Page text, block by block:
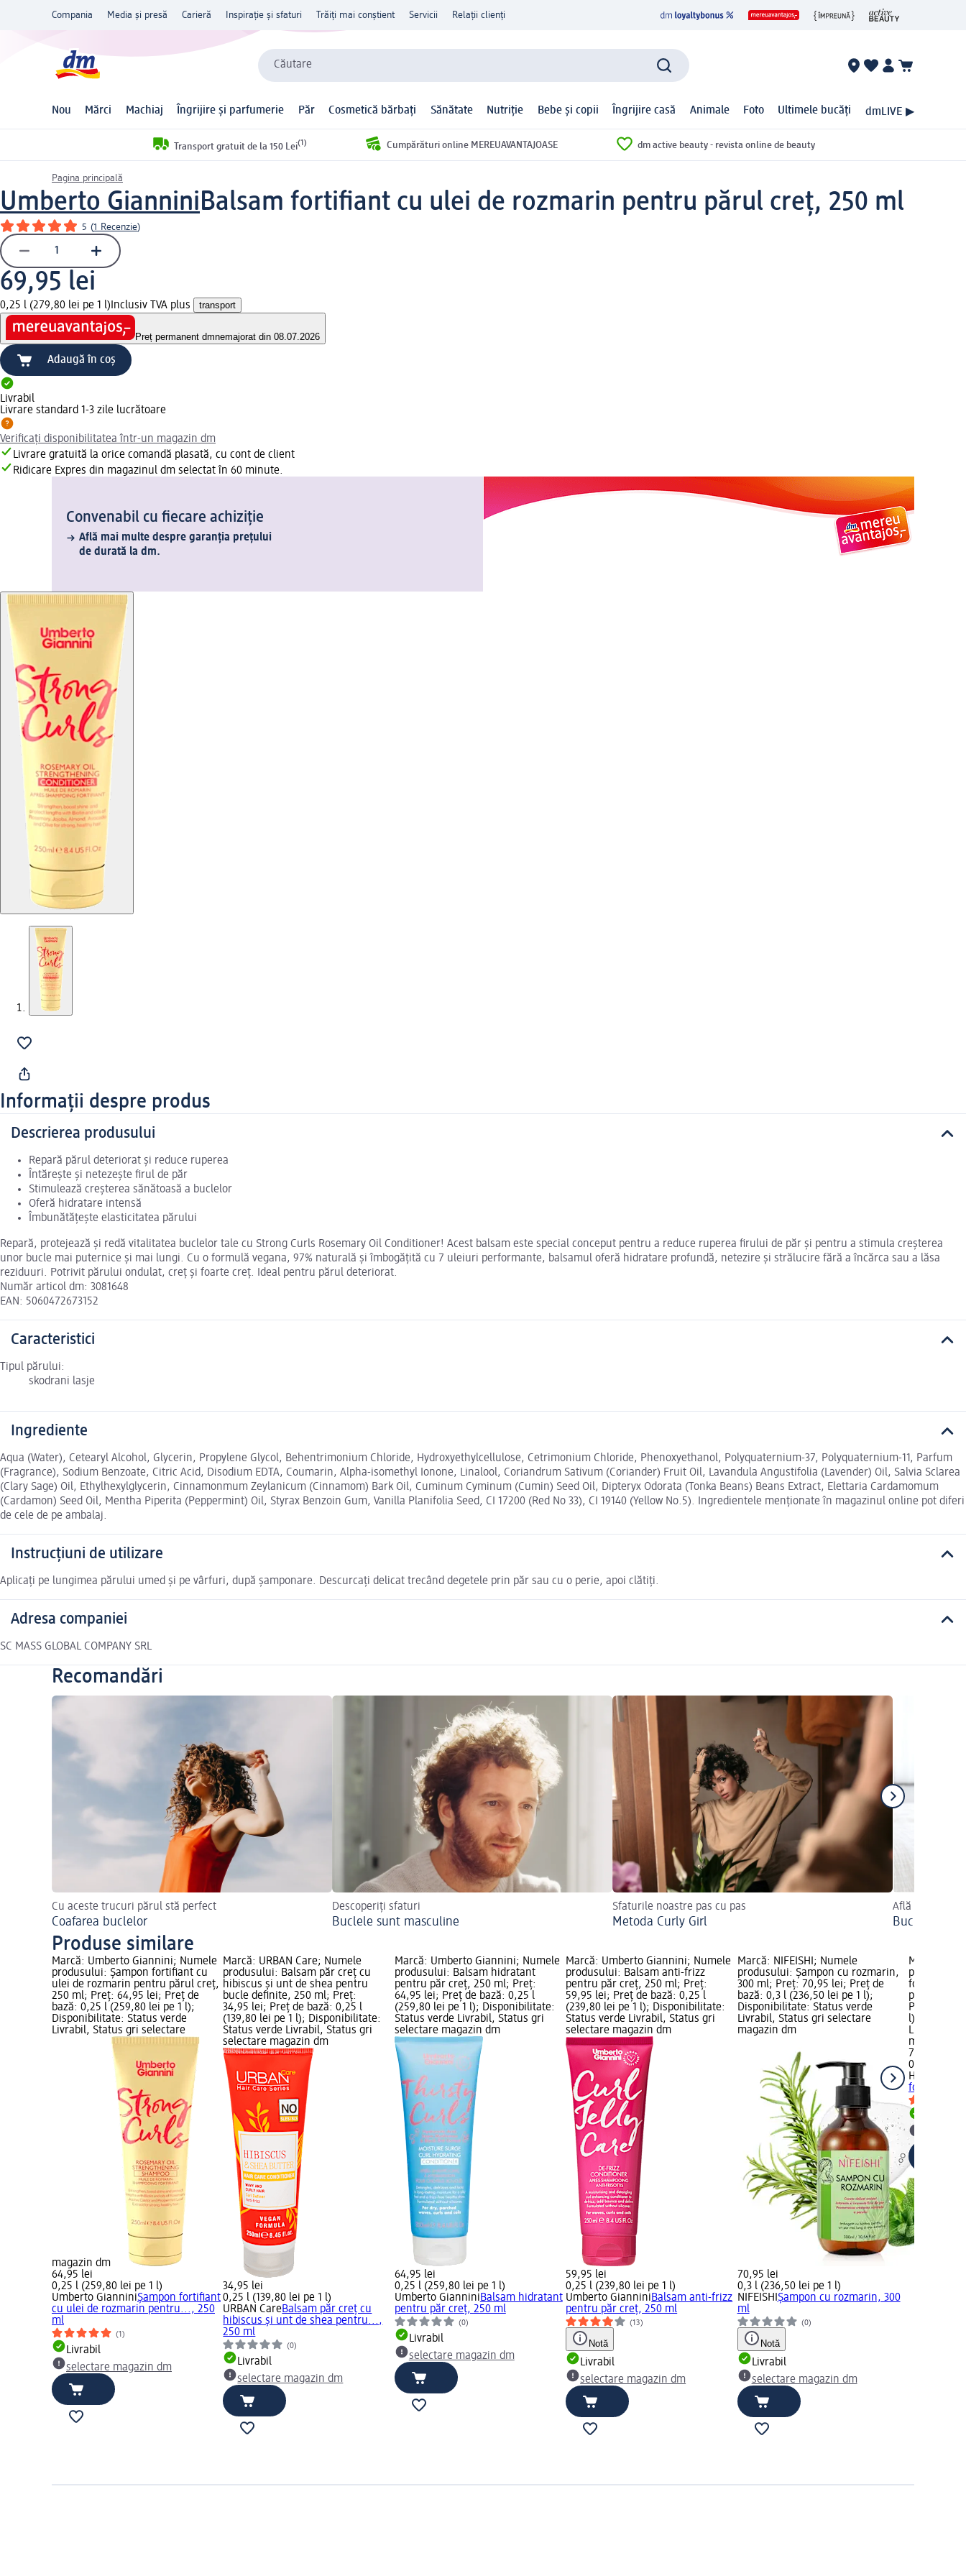
Compania Media și presă Carieră Inspirație și sfaturi Trăiți mai conștient Servicii Relații clienți
Căutare
Nou Mărci Machiaj Îngrijire și parfumerie Păr Cosmetică bărbați Sănătate Nutriție Bebe și copii Îngrijire casă Animale Foto Ultimele bucăți dmLIVE ▶
Transport gratuit de la 150 Lei(1) Cumpărături online MEREUAVANTAJOASE dm active beauty - revista online de beauty
Pagina principală
Umberto GianniniBalsam fortifiant cu ulei de rozmarin pentru părul creț, 250 ml
5 (1 Recenzie)
69,95 lei
0,25 l (279,80 lei pe 1 l) Inclusiv TVA plus transport
Preț permanent dmnemajorat din 08.07.2026
Adaugă în coș
Livrabil
Livrare standard 1-3 zile lucrătoare
Verificați disponibilitatea într-un magazin dm
Livrare gratuită la orice comandă plasată, cu cont de client
Ridicare Expres din magazinul dm selectat în 60 minute.
Convenabil cu fiecare achiziție
Află mai multe despre garanția prețului
de durată la dm.
Informații despre produs
Descrierea produsului
Repară părul deteriorat și reduce ruperea
Întărește și netezește firul de păr
Stimulează creșterea sănătoasă a buclelor
Oferă hidratare intensă
Îmbunătățește elasticitatea părului
Repară, protejează și redă vitalitatea buclelor tale cu Strong Curls Rosemary Oil Conditioner! Acest balsam este special conceput pentru a reduce ruperea firului de păr și pentru a stimula creșterea
unor bucle mai puternice și mai lungi. Cu o formulă vegana, 97% naturală și îmbogățită cu 7 uleiuri performante, balsamul oferă hidratare profundă, netezire și strălucire fără a încărca sau a lăsa
reziduuri. Potrivit părului ondulat, creț și foarte creț. Ideal pentru părul deteriorat.
Număr articol dm: 3081648
EAN: 5060472673152
Caracteristici
Tipul părului:
skodrani lasje
Ingrediente
Aqua (Water), Cetearyl Alcohol, Glycerin, Propylene Glycol, Behentrimonium Chloride, Hydroxyethylcellulose, Cetrimonium Chloride, Phenoxyethanol, Polyquaternium-37, Polyquaternium-11, Parfum
(Fragrance), Sodium Benzoate, Citric Acid, Disodium EDTA, Coumarin, Alpha-isomethyl Ionone, Linalool, Coriandrum Sativum (Coriander) Fruit Oil, Lavandula Angustifolia (Lavender) Oil, Salvia Sclarea
(Clary Sage) Oil, Ethylhexylglycerin, Cinnamonmum Zeylanicum (Cinnamom) Bark Oil, Cuminum Cyminum (Cumin) Seed Oil, Dipteryx Odorata (Tonka Beans) Beans Extract, Elettaria Cardamomum
(Cardamon) Seed Oil, Mentha Piperita (Peppermint) Oil, Styrax Benzoin Gum, Vanilla Planifolia Seed, CI 17200 (Red No 33), CI 19140 (Yellow No.5). Ingredientele menționate în magazinul online pot diferi
de cele de pe ambalaj.
Instrucțiuni de utilizare
Aplicați pe lungimea părului umed și pe vârfuri, după șamponare. Descurcați delicat trecând degetele prin păr sau cu o perie, apoi clătiți.
Adresa companiei
SC MASS GLOBAL COMPANY SRL
Recomandări
Cu aceste trucuri părul stă perfect
Coafarea buclelor
Descoperiți sfaturi
Buclele sunt masculine
Sfaturile noastre pas cu pas
Metoda Curly Girl
Află mai multe
Bucle și
Produse similare
Marcă: Umberto Giannini; Numele
produsului: Șampon fortifiant cu
ulei de rozmarin pentru părul creț,
250 ml; Preț: 64,95 lei; Preț de
bază: 0,25 l (259,80 lei pe 1 l);
Disponibilitate: Status verde
Livrabil, Status gri selectare
magazin dm
64,95 lei
0,25 l (259,80 lei pe 1 l)
Umberto GianniniȘampon fortifiant
cu ulei de rozmarin pentru..., 250
ml
(1)
Livrabil
selectare magazin dm
Marcă: URBAN Care; Numele
produsului: Balsam păr creț cu
hibiscus și unt de shea pentru
bucle definite, 250 ml; Preț:
34,95 lei; Preț de bază: 0,25 l
(139,80 lei pe 1 l); Disponibilitate:
Status verde Livrabil, Status gri
selectare magazin dm
34,95 lei
0,25 l (139,80 lei pe 1 l)
URBAN CareBalsam păr creț cu
hibiscus și unt de shea pentru...,
250 ml
(0)
Livrabil
selectare magazin dm
Marcă: Umberto Giannini; Numele
produsului: Balsam hidratant
pentru păr creț, 250 ml; Preț:
64,95 lei; Preț de bază: 0,25 l
(259,80 lei pe 1 l); Disponibilitate:
Status verde Livrabil, Status gri
selectare magazin dm
64,95 lei
0,25 l (259,80 lei pe 1 l)
Umberto GianniniBalsam hidratant
pentru păr creț, 250 ml
(0)
Livrabil
selectare magazin dm
Marcă: Umberto Giannini; Numele
produsului: Balsam anti-frizz
pentru păr creț, 250 ml; Preț:
59,95 lei; Preț de bază: 0,25 l
(239,80 lei pe 1 l); Disponibilitate:
Status verde Livrabil, Status gri
selectare magazin dm
59,95 lei
0,25 l (239,80 lei pe 1 l)
Umberto GianniniBalsam anti-frizz
pentru păr creț, 250 ml
(13)
Notă
Livrabil
selectare magazin dm
Marcă: NIFEISHI; Numele
produsului: Șampon cu rozmarin,
300 ml; Preț: 70,95 lei; Preț de
bază: 0,3 l (236,50 lei pe 1 l);
Disponibilitate: Status verde
Livrabil, Status gri selectare
magazin dm
70,95 lei
0,3 l (236,50 lei pe 1 l)
NIFEISHI Șampon cu rozmarin, 300
ml
(0)
Notă
Livrabil
selectare magazin dm
Marcă:
fortifierea
părului,
Preț de
l);
Livrabil,
magazin
79,95 lei
0,35 l
HAIRBURST
fortifierea